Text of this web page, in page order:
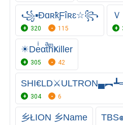
꧁▪ÐɑʀҟƑîʀɛ☆꧂
320 115
☀DeͥαtͣhͫҜiller
305 42
304 6
乡ŁION 乡Name TBS